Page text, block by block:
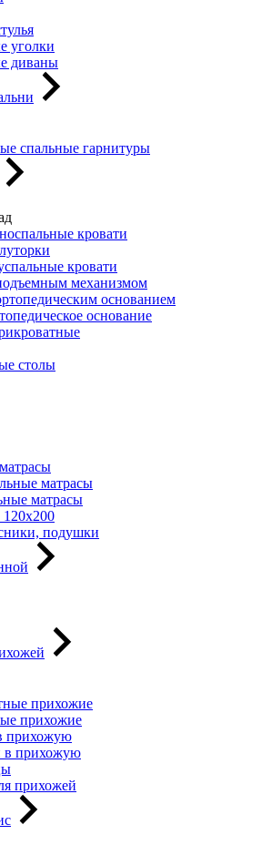
уголки
диваны
спальные гарнитуры
кровати
кровати
механизмом
основанием
основание
столы
матрасы
матрасы
подушки
прихожие
прихожие
прихожую
в прихожую
прихожей